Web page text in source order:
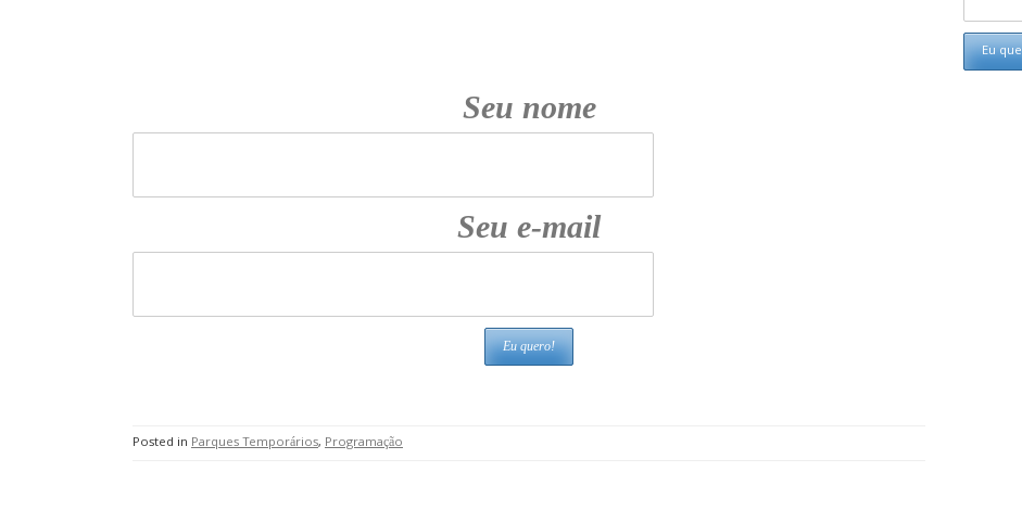
Seu nome
Seu e-mail
Posted in Parques Temporários, Programação